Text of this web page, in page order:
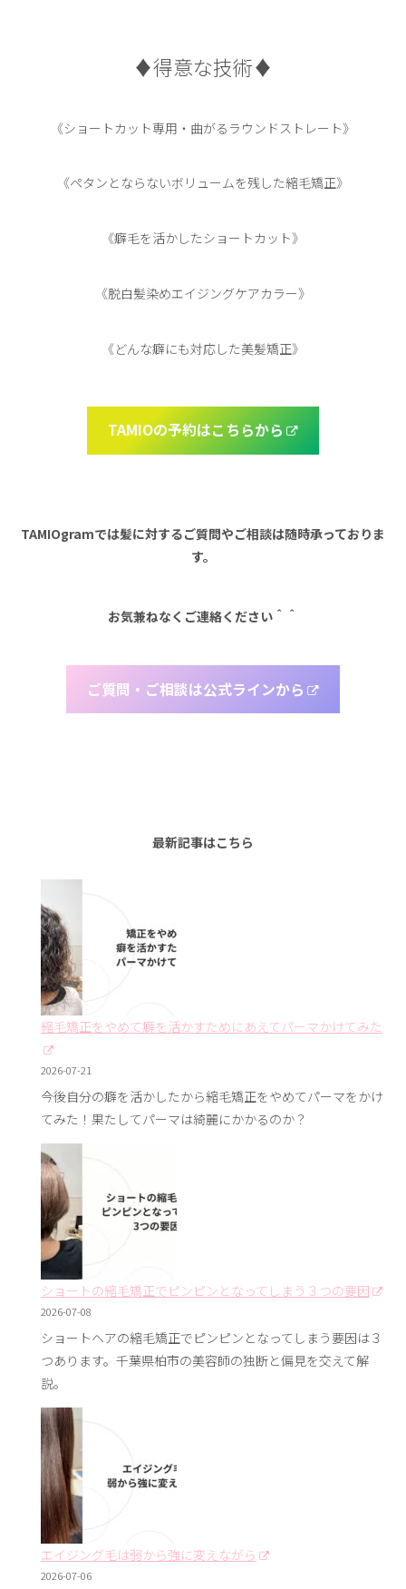
♦︎得意な技術♦︎
《ショートカット専用・曲がるラウンドストレート》
《ペタンとならないボリュームを残した縮毛矯正》
《癖毛を活かしたショートカット》
《脱白髪染めエイジングケアカラー》
《どんな癖にも対応した美髪矯正》
TAMIOの予約はこちらから
TAMIOgramでは髪に対するご質問やご相談は随時承っておりま
す。
お気兼ねなくご連絡ください＾＾
ご質問・ご相談は公式ラインから
最新記事はこちら
縮毛矯正をやめて癖を活かすためにあえてパーマかけてみた
2026-07-21
今後自分の癖を活かしたから縮毛矯正をやめてパーマをかけ
てみた！果たしてパーマは綺麗にかかるのか？
ショートの縮毛矯正でピンピンとなってしまう３つの要因
2026-07-08
ショートヘアの縮毛矯正でピンピンとなってしまう要因は３
つあります。千葉県柏市の美容師の独断と偏見を交えて解
説。
エイジング毛は弱から強に変えながら
2026-07-06